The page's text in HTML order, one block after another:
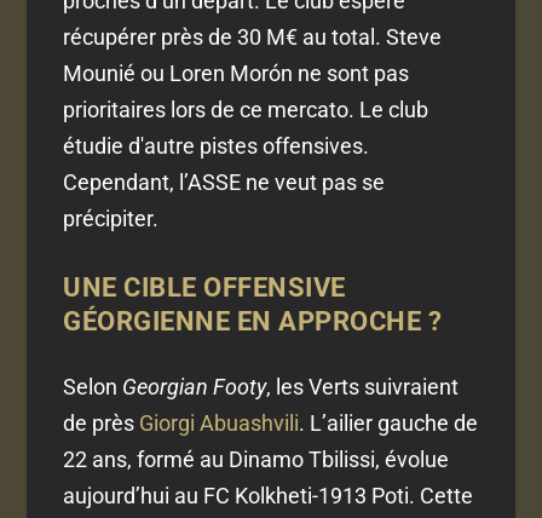
récupérer près de 30 M€ au total. Steve
Mounié ou Loren Morón ne sont pas
prioritaires lors de ce mercato. Le club
étudie d'autre pistes offensives.
Cependant, l’ASSE ne veut pas se
précipiter.
UNE CIBLE OFFENSIVE
GÉORGIENNE EN APPROCHE ?
Selon Georgian Footy, les Verts suivraient
de près Giorgi Abuashvili. L’ailier gauche de
22 ans, formé au Dinamo Tbilissi, évolue
aujourd’hui au FC Kolkheti-1913 Poti. Cette